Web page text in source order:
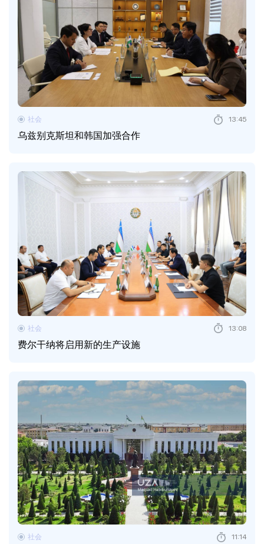
乌兹别克斯坦和韩国加强合作
社会 13:45
费尔干纳将启用新的生产设施
社会 13:08
社会 11:14